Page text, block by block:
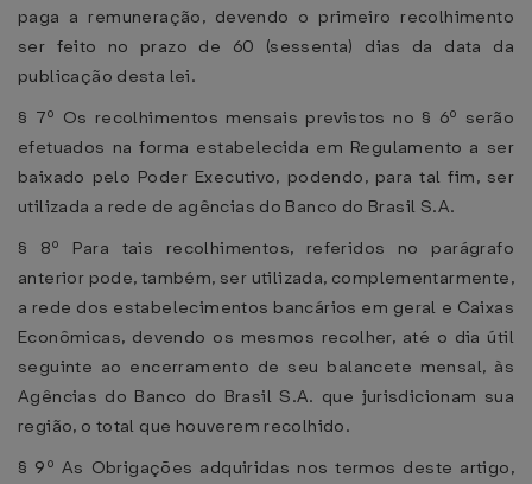
paga a remuneração, devendo o primeiro recolhimento
ser feito no prazo de 60 (sessenta) dias da data da
publicação desta lei.
§ 7º Os recolhimentos mensais previstos no § 6º serão
efetuados na forma estabelecida em Regulamento a ser
baixado pelo Poder Executivo, podendo, para tal fim, ser
utilizada a rede de agências do Banco do Brasil S.A.
§ 8º Para tais recolhimentos, referidos no parágrafo
anterior pode, também, ser utilizada, complementarmente,
a rede dos estabelecimentos bancários em geral e Caixas
Econômicas, devendo os mesmos recolher, até o dia útil
seguinte ao encerramento de seu balancete mensal, às
Agências do Banco do Brasil S.A. que jurisdicionam sua
região, o total que houverem recolhido.
§ 9º As Obrigações adquiridas nos termos deste artigo,